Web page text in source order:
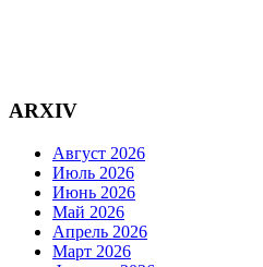
ARXIV
Август 2026
Июль 2026
Июнь 2026
Май 2026
Апрель 2026
Март 2026